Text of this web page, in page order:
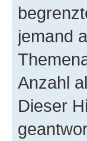
jemand
Anzahl
Dieser